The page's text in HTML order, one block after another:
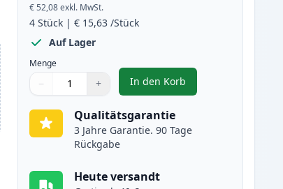
€ 52,08 exkl. MwSt.
4 Stück |€ 15,63 /Stück
Auf Lager
Menge
Menge
Verwenden Sie die Tasten, um anzupassen
− +
Menge 1
In den Korb
, 4 stück Canon PGI-2500
Qualitätsgarantie
3 Jahre Garantie. 90 Tage
Rückgabe
Heute versandt